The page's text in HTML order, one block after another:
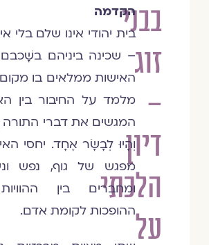
בבני
זוג
–
דיון
הלכתי
על
הקדמה
בית יהודי אינו שלם בלי
– שכינה ביניהם בשָׁכבם
האישות ממלאים בו
מלמד על החיבור בין
המגשים את דברי
וְהָיוּ לְבָשָׂר אֶחָד. יחסי
מפגש של גוף, נפש
ומחברים בין
ההופכות לקומת אדם.